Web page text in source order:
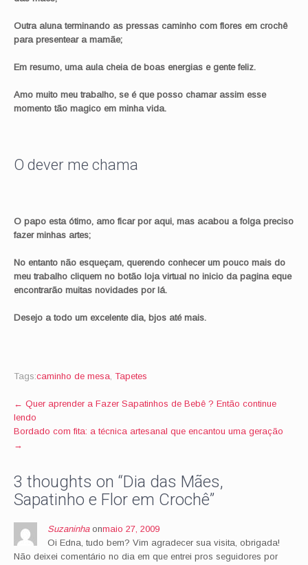
Outra aluna terminando as pressas caminho com flores em crochê
para presentear a mamãe;
Em resumo, uma aula cheia de boas energias e gente feliz.
Amo muito meu trabalho, se é que posso chamar assim esse
momento tão magico em minha vida.
O dever me chama
O papo esta ótimo, amo ficar por aqui, mas acabou a folga preciso
fazer minhas artes;
No entanto não esqueçam, querendo conhecer um pouco mais do
meu trabalho cliquem no botão loja virtual no inicio da pagina eque
encontrarão muitas novidades por lá.
Desejo a todo um excelente dia, bjos até mais.
Tags:caminho de mesa, Tapetes
Post
navigation
← Quer aprender a Fazer Sapatinhos de Bebê ? Então continue
lendo
Bordado com fita: a técnica artesanal que encantou uma geração
→
3 thoughts on “Dia das Mães,
Sapatinho e Flor em Crochê”
Suzaninhaonmaio 27, 2009
Oi Edna, tudo bem? Vim agradecer sua visita, obrigada!
Não deixei comentário no dia em que entrei pros seguidores por